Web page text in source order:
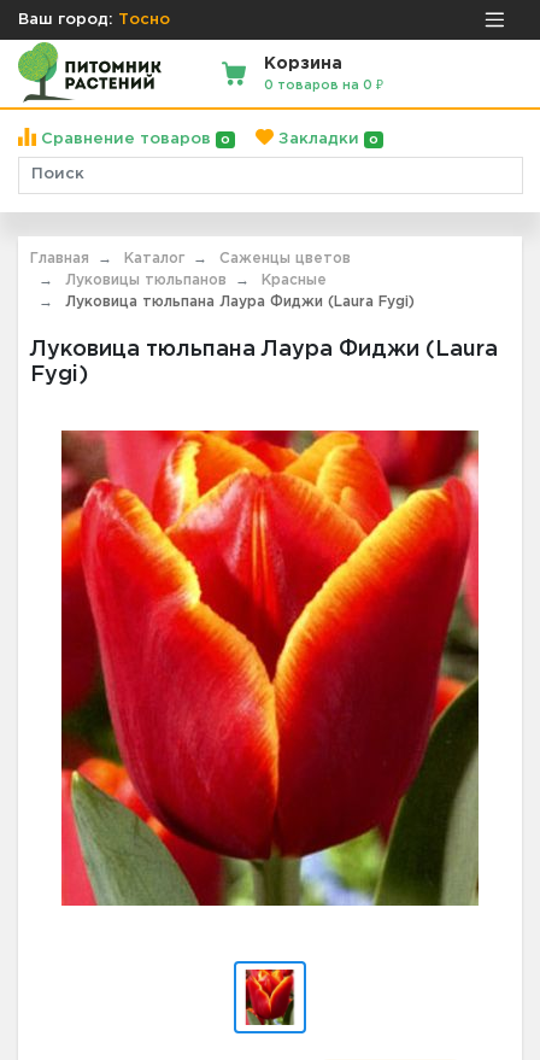
Ваш город: Тосно
Корзина
0 товаров на 0 ₽
Сравнение товаров 0 Закладки 0
Главная Каталог
Саженцы цветов
Луковицы тюльпанов
Красные
Луковица тюльпана Лаура Фиджи (Laura Fygi)
Луковица тюльпана Лаура Фиджи (Laura
Fygi)